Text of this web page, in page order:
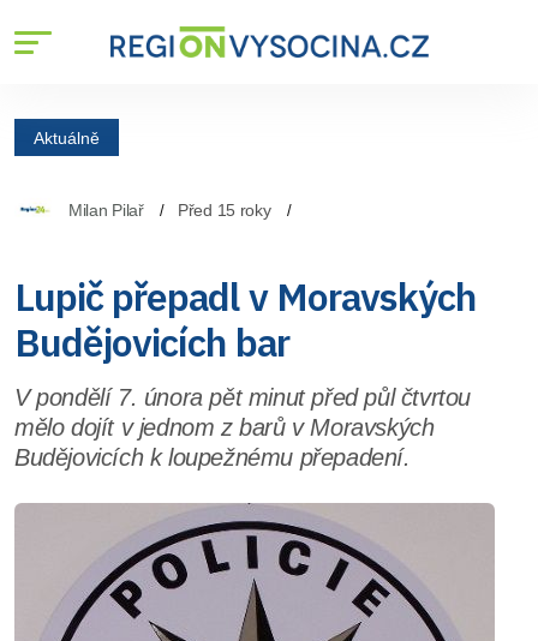
Aktuálně
Milan Pilař Před 15 roky
Lupič přepadl v Moravských
Budějovicích bar
V pondělí 7. února pět minut před půl čtvrtou
mělo dojít v jednom z barů v Moravských
Budějovicích k loupežnému přepadení.